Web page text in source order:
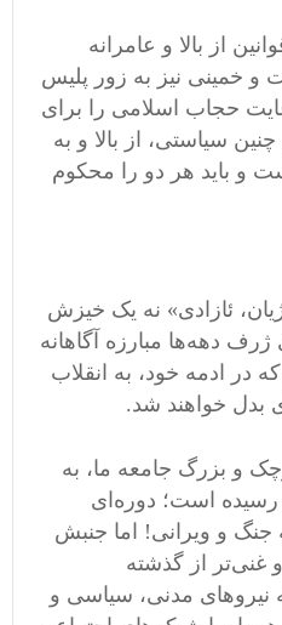
از بالا و عامرانه
خمینی نیز به زور پلیس
حجاب اسلامی را برای
سیاستی، از بالا و به
و باید هر دو را محکوم
ئازادی» نه یک خیزش
ژرف دهه‌ها مبارزه آگاهانه
ادمه خود، به انقلاب
بدل خواهند شد.
و بزرگ جامعه ما، به
است؛ دوره‌ای
جنگ و ویرانی! اما جنبش
غنی‌تر از گذشته
مدنی، سیاسی و